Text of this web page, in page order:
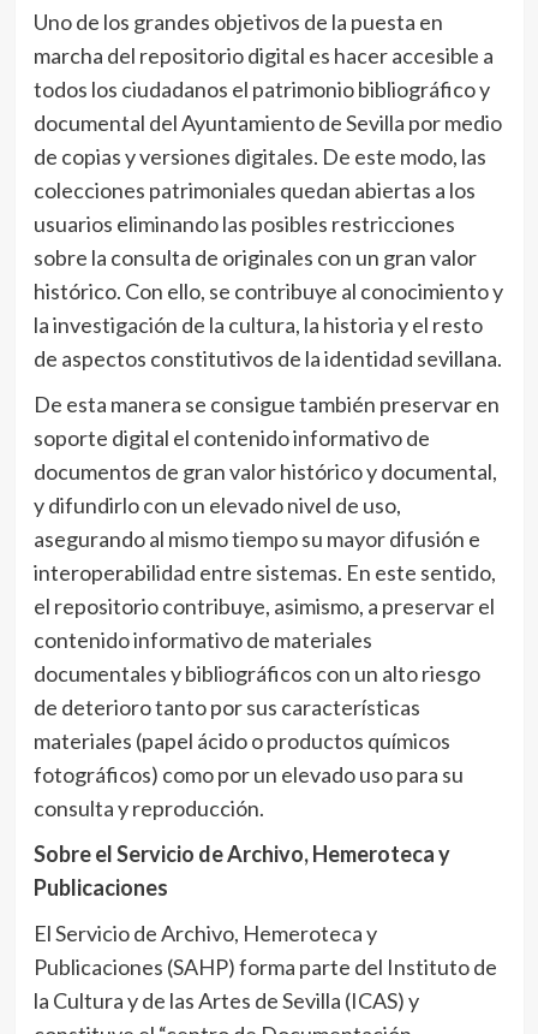
Uno de los grandes objetivos de la puesta en
marcha del repositorio digital es hacer accesible a
todos los ciudadanos el patrimonio bibliográfico y
documental del Ayuntamiento de Sevilla por medio
de copias y versiones digitales. De este modo, las
colecciones patrimoniales quedan abiertas a los
usuarios eliminando las posibles restricciones
sobre la consulta de originales con un gran valor
histórico. Con ello, se contribuye al conocimiento y
la investigación de la cultura, la historia y el resto
de aspectos constitutivos de la identidad sevillana.
De esta manera se consigue también preservar en
soporte digital el contenido informativo de
documentos de gran valor histórico y documental,
y difundirlo con un elevado nivel de uso,
asegurando al mismo tiempo su mayor difusión e
interoperabilidad entre sistemas. En este sentido,
el repositorio contribuye, asimismo, a preservar el
contenido informativo de materiales
documentales y bibliográficos con un alto riesgo
de deterioro tanto por sus características
materiales (papel ácido o productos químicos
fotográficos) como por un elevado uso para su
consulta y reproducción.
Sobre el Servicio de Archivo, Hemeroteca y
Publicaciones
El Servicio de Archivo, Hemeroteca y
Publicaciones (SAHP) forma parte del Instituto de
la Cultura y de las Artes de Sevilla (ICAS) y